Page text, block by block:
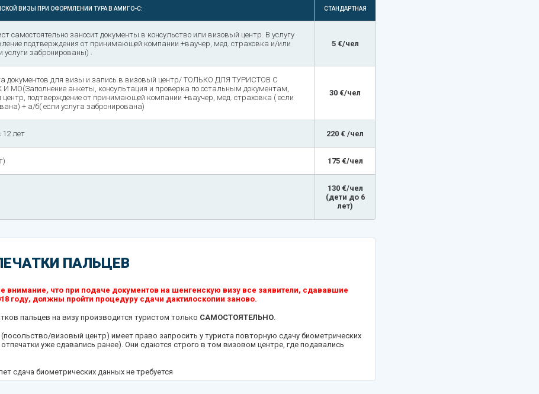
ВИЗЫ ПРИ ОФОРМЛЕНИИ ТУРА В АМИГО-С: СТАНДАРТНАЯ
самостоятельно заносит документы в консульство или визовый центр. В услугу
подтверждения от принимающей компании +ваучер, мед. страховка и/или
услуги забронированы) .
5 €/чел
документов для визы и запись в визовый центр/ ТОЛЬКО ДЛЯ ТУРИСТОВ С
анкеты, консультация и проверка по остальным документам,
подтверждение от принимающей компании +ваучер, мед. страховка ( если
+ а/б( если услуга забронирована)
30 €/чел
12 лет 220 € /чел
175 €/чел
130 €/чел
(дети до 6
лет)
ПАЛЬЦЕВ
что при подаче документов на шенгенскую визу все заявители, сдававшие
году, должны пройти процедуру сдачи дактилоскопии заново.
пальцев на визу производится туристом только САМОСТОЯТЕЛЬНО.
визовый центр) имеет право запросить у туриста повторную сдачу биометрических
уже сдавались ранее). Они сдаются строго в том визовом центре, где подавались
сдача биометрических данных не требуется